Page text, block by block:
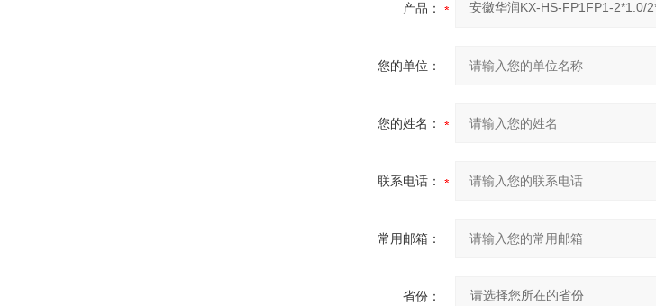
产品：
您的单位：
您的姓名：
联系电话：
常用邮箱：
省份：